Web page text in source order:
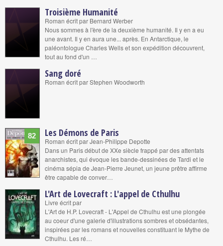
Troisième Humanité
Roman écrit par Bernard Werber
Nous sommes à l'ère de la deuxième humanité. Il y en a eu
une avant. Il y en aura une... après. En Antarctique, le
paléontologue Charles Wells et son expédition découvrent,
tout au fond d'un …
Sang doré
Roman écrit par Stephen Woodworth
82 Les Démons de Paris
Roman écrit par Jean-Philippe Depotte
Dans un Paris début de XXe siècle frappé par des attentats
anarchistes, qui évoque les bande-dessinées de Tardi et le
cinéma sépia de Jean-Pierre Jeunet, un jeune prêtre affirme
être capable de conver…
L'Art de Lovecraft : L'appel de Cthulhu
Livre écrit par
L'Art de H.P. Lovecraft - L'Appel de Cthulhu est une plongée
au coeur d'une galerie d'illustrations sombres et obsédantes,
inspirées par les romans et nouvelles constituant le Mythe de
Cthulhu. Les ré…